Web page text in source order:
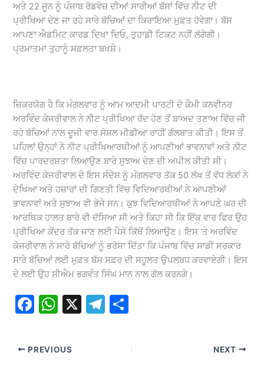
ਅਤੇ 22 ਜੂਨ ਨੂੰ ਪੰਜਾਬ ਰੋਡਵੇਜ਼ ਦੀਆਂ ਸਾਰੀਆਂ ਬੱਸਾਂ ਵਿੱਚ ਨੀਟ ਦੀ
ਪ੍ਰੀਖਿਆ ਦੇਣ ਜਾ ਰਹੇ ਸਾਰੇ ਬੱਚਿਆਂ ਦਾ ਕਿਰਾਇਆ ਮੁਫ਼ਤ ਹੋਵੇਗਾ। ਬੱਸ
ਆਪਣਾ ਐਡਮਿਟ ਕਾਰਡ ਦਿਖਾ ਦਿਓ, ਤੁਹਾਡੀ ਟਿਕਟ ਨਹੀਂ ਲੱਗੇਗੀ।
ਪ੍ਰਮਾਤਮਾ ਤੁਹਾਨੂੰ ਸਫ਼ਲਤਾ ਬਖਸ਼ੇ।
ਜ਼ਿਕਰਯੋਗ ਹੈ ਕਿ ਮੰਗਲਵਾਰ ਨੂੰ ਆਮ ਆਦਮੀ ਪਾਰਟੀ ਦੇ ਕੌਮੀ ਕਨਵੀਨਰ
ਅਰਵਿੰਦ ਕੇਜਰੀਵਾਲ ਨੇ ਨੀਟ ਪ੍ਰੀਖਿਆ ਰੱਦ ਹੋਣ ਤੋਂ ਬਾਅਦ ਤਣਾਅ ਵਿੱਚ ਜੀ
ਰਹੇ ਬੱਚਿਆਂ ਨਾਲ ਦੂਜੀ ਵਾਰ ਸੋਸ਼ਲ ਮੀਡੀਆ ਰਾਹੀਂ ਗੱਲਬਾਤ ਕੀਤੀ। ਇਸ ਤੋਂ
ਪਹਿਲਾਂ ਉਨ੍ਹਾਂ ਨੇ ਨੀਟ ਪ੍ਰੀਖਿਆਰਥੀਆਂ ਨੂੰ ਆਪਣੀਆਂ ਭਾਵਨਾਵਾਂ ਅਤੇ ਨੀਟ
ਵਿੱਚ ਪਾਰਦਰਸ਼ਤਾ ਲਿਆਉਣ ਬਾਰੇ ਸੁਝਾਅ ਦੇਣ ਦੀ ਅਪੀਲ ਕੀਤੀ ਸੀ।
ਅਰਵਿੰਦ ਕੇਜਰੀਵਾਲ ਦੇ ਇਸ ਸੰਦੇਸ਼ ਨੂੰ ਮੰਗਲਵਾਰ ਤੱਕ 50 ਲੱਖ ਤੋਂ ਵੱਧ ਲੋਕਾਂ ਨੇ
ਦੇਖਿਆ ਅਤੇ ਹਜ਼ਾਰਾਂ ਦੀ ਗਿਣਤੀ ਵਿੱਚ ਵਿਦਿਆਰਥੀਆਂ ਨੇ ਆਪਣੀਆਂ
ਭਾਵਨਾਵਾਂ ਅਤੇ ਸੁਝਾਅ ਵੀ ਭੇਜੇ ਸਨ। ਕੁਝ ਵਿਦਿਆਰਥੀਆਂ ਨੇ ਆਪਣੇ ਘਰ ਦੀ
ਆਰਥਿਕ ਹਾਲਤ ਬਾਰੇ ਵੀ ਦੱਸਿਆ ਸੀ ਅਤੇ ਕਿਹਾ ਸੀ ਕਿ ਇੱਕ ਵਾਰ ਫਿਰ ਉਹ
ਪ੍ਰੀਖਿਆ ਕੇਂਦਰ ਤੱਕ ਜਾਣ ਲਈ ਪੈਸੇ ਕਿੱਥੋਂ ਲਿਆਉਣ। ਇਸ ‘ਤੇ ਅਰਵਿੰਦ
ਕੇਜਰੀਵਾਲ ਨੇ ਸਾਰੇ ਬੱਚਿਆਂ ਨੂੰ ਭਰੋਸਾ ਦਿੱਤਾ ਕਿ ਪੰਜਾਬ ਵਿੱਚ ਸਾਡੀ ਸਰਕਾਰ
ਸਾਰੇ ਬੱਚਿਆਂ ਲਈ ਮੁਫ਼ਤ ਬੱਸ ਸਫ਼ਰ ਦੀ ਸਹੂਲਤ ਉਪਲਬਧ ਕਰਵਾਏਗੀ। ਇਸ
ਦੇ ਲਈ ਉਹ ਸੀਐਮ ਭਗਵੰਤ ਸਿੰਘ ਮਾਨ ਨਾਲ ਗੱਲ ਕਰਨਗੇ।
F
c
e
W
at
s
X
T
ar
e
PREVIOUS NEXT